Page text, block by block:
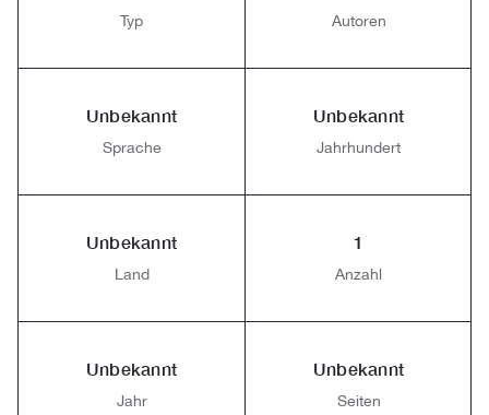
Typ Autoren
Unbekannt
Sprache
Unbekannt
Jahrhundert
Unbekannt
Land
1
Anzahl
Unbekannt
Jahr
Unbekannt
Seiten